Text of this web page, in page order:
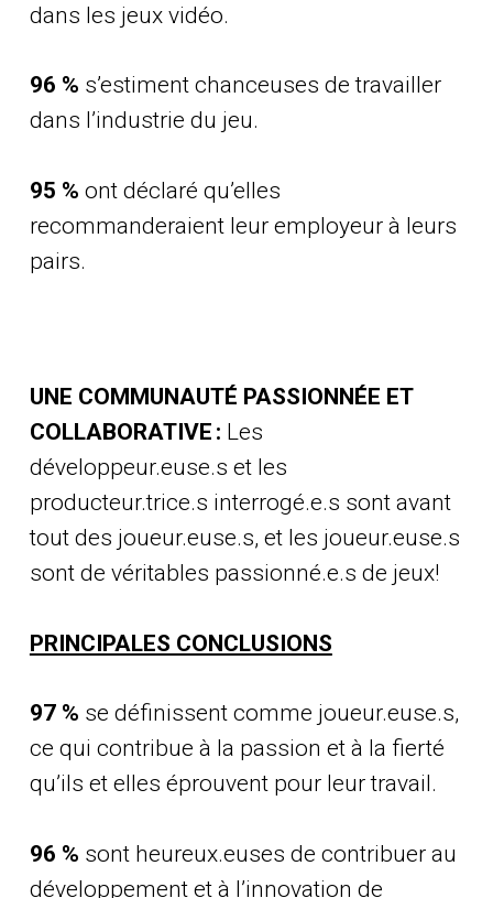
dans les jeux vidéo.
96 % s’estiment chanceuses de travailler
dans l’industrie du jeu.
95 % ont déclaré qu’elles
recommanderaient leur employeur à leurs
pairs.
UNE COMMUNAUTÉ PASSIONNÉE ET
COLLABORATIVE : Les
développeur.euse.s et les
producteur.trice.s interrogé.e.s sont avant
tout des joueur.euse.s, et les joueur.euse.s
sont de véritables passionné.e.s de jeux!
PRINCIPALES CONCLUSIONS
97 % se définissent comme joueur.euse.s,
ce qui contribue à la passion et à la fierté
qu’ils et elles éprouvent pour leur travail.
96 % sont heureux.euses de contribuer au
développement et à l’innovation de